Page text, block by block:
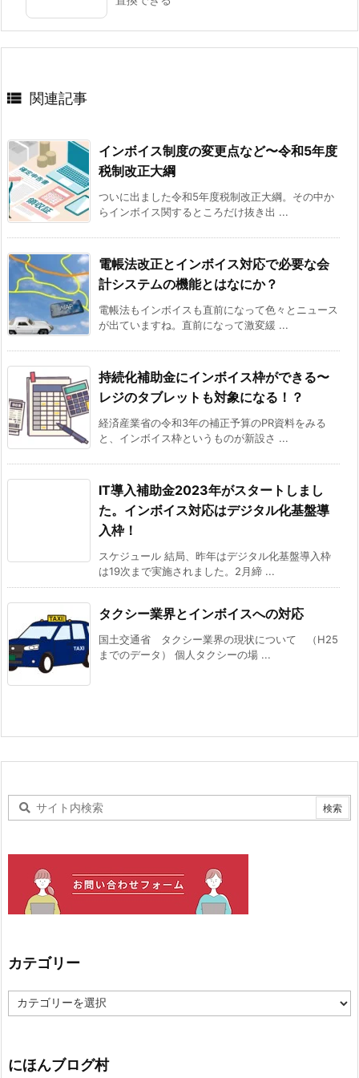
 関連記事
インボイス制度の変更点など〜令和5年度
税制改正大綱
ついに出ました令和5年度税制改正大綱。その中か
らインボイス関するところだけ抜き出 ...
電帳法改正とインボイス対応で必要な会
計システムの機能とはなにか？
電帳法もインボイスも直前になって色々とニュース
が出ていますね。直前になって激変緩 ...
持続化補助金にインボイス枠ができる〜
レジのタブレットも対象になる！？
経済産業省の令和3年の補正予算のPR資料をみる
と、インボイス枠というものが新設さ ...
IT導入補助金2023年がスタートしまし
た。インボイス対応はデジタル化基盤導
入枠！
スケジュール 結局、昨年はデジタル化基盤導入枠
は19次まで実施されました。2月締 ...
タクシー業界とインボイスへの対応
国土交通省 タクシー業界の現状について （H25
までのデータ） 個人タクシーの場 ...
カテゴリー
テ
ー
にほんブログ村